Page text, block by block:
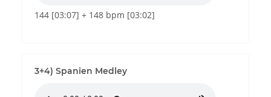
144 [03:07] + 148 bpm [03:02]
3+4) Spanien Medley